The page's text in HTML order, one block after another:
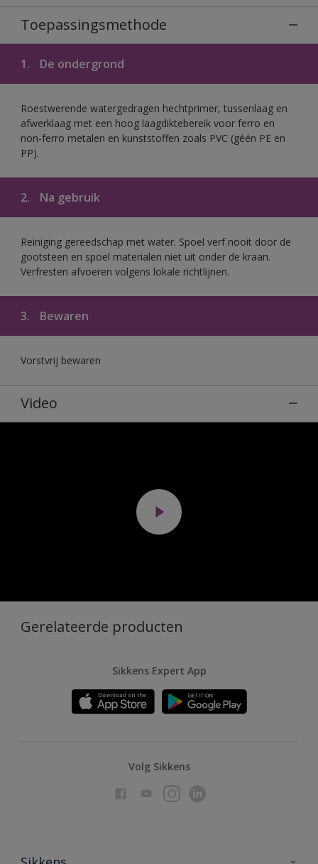
Toepassingsmethode
1. De ondergrond
Roestwerende watergedragen hechtprimer, tussenlaag en
afwerklaag met een hoog laagdiktebereik voor ferro en
non-ferro metalen en kunststoffen zoals PVC (géén PE en
PP).
2. Na gebruik
Reiniging gereedschap met water. Spoel verf nooit door de
gootsteen en spoel materialen niet uit onder de kraan.
Verfresten afvoeren volgens lokale richtlijnen.
3. Bewaren
Vorstvrij bewaren
Video
Gerelateerde producten
Sikkens Expert App
Volg Sikkens